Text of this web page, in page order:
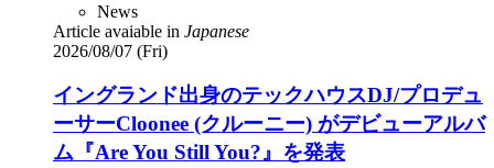
News
Article avaiable in Japanese
2026/08/07 (Fri)
イングランド出身のテックハウスDJ/プロデュ
ーサーCloonee (クルーニー) がデビューアルバ
ム『Are You Still You?』を発表